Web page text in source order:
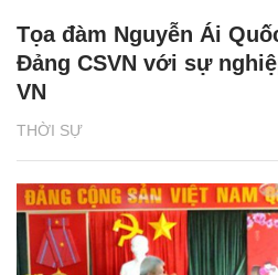
THỜI SỰ
Tọa đàm Nguyễn Ái
Đảng CSVN với sự
VN